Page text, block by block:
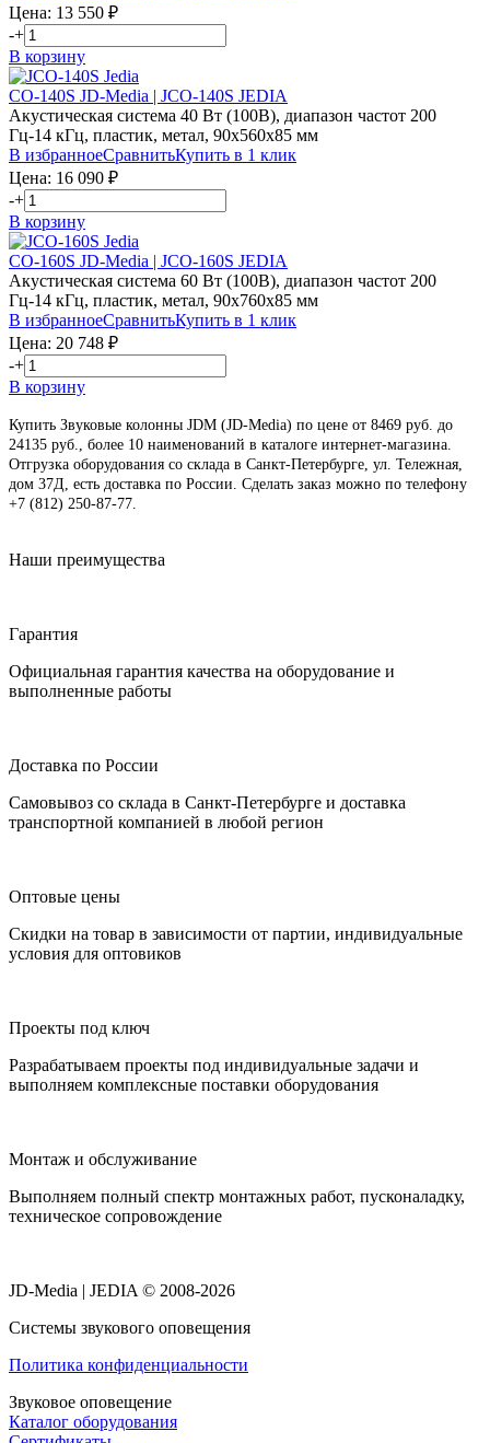
Цена: 13 550 ₽
-+
В корзину
CO-140S JD-Media | JCO-140S JEDIA
Акустическая система 40 Вт (100В), диапазон частот 200
Гц-14 кГц, пластик, метал, 90х560х85 мм
В избранноеСравнитьКупить в 1 клик
Цена: 16 090 ₽
-+
В корзину
CO-160S JD-Media | JCO-160S JEDIA
Акустическая система 60 Вт (100В), диапазон частот 200
Гц-14 кГц, пластик, метал, 90х760х85 мм
В избранноеСравнитьКупить в 1 клик
Цена: 20 748 ₽
-+
В корзину
Купить Звуковые колонны JDM (JD-Media) по цене от 8469 руб. до
24135 руб., более 10 наименований в каталоге интернет-магазина.
Отгрузка оборудования со склада в Санкт-Петербурге, ул. Тележная,
дом 37Д, есть доставка по России. Сделать заказ можно по телефону
+7 (812) 250-87-77
Наши преимущества
Гарантия
Официальная гарантия качества на оборудование и
выполненные работы
Доставка по России
Самовывоз со склада в Санкт-Петербурге и доставка
транспортной компанией в любой регион
Оптовые цены
Скидки на товар в зависимости от партии, индивидуальные
условия для оптовиков
Проекты под ключ
Разрабатываем проекты под индивидуальные задачи и
выполняем комплексные поставки оборудования
Монтаж и обслуживание
Выполняем полный спектр монтажных работ, пусконаладку,
техническое сопровождение
JD-Media | JEDIA © 2008-2026
Системы звукового оповещения
Политика конфиденциальности
Звуковое оповещение
Каталог оборудования